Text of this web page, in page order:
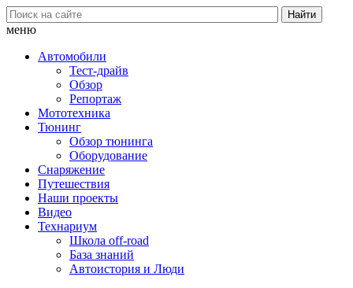
меню
Автомобили
Тест-драйв
Обзор
Репортаж
Мототехника
Тюнинг
Обзор тюнинга
Оборудование
Снаряжение
Путешествия
Наши проекты
Видео
Технариум
Школа off-road
База знаний
Автоистория и Люди